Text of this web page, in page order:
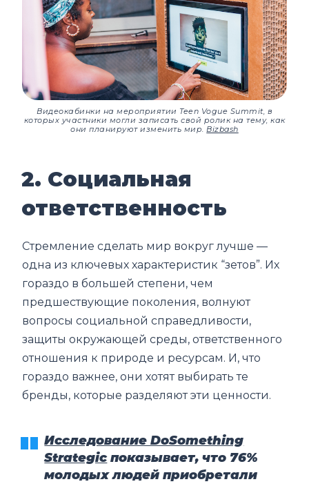
Видеокабинки на мероприятии Teen Vogue Summit, в
которых участники могли записать свой ролик на тему, как
они планируют изменить мир.Bizbash
2. Социальная
ответственность
Стремление сделать мир вокруг лучше —
одна из ключевых характеристик “зетов”. Их
гораздо в большей степени, чем
предшествующие поколения, волнуют
вопросы социальной справедливости,
защиты окружающей среды, ответственного
отношения к природе и ресурсам. И, что
гораздо важнее, они хотят выбирать те
бренды, которые разделяют эти ценности.
Исследование DoSomething
Strategicпоказывает, что 76%
молодых людей приобретали